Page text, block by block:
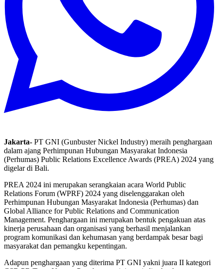
Jakarta- PT GNI (Gunbuster Nickel Industry) meraih penghargaan
dalam ajang Perhimpunan Hubungan Masyarakat Indonesia
(Perhumas) Public Relations Excellence Awards (PREA) 2024 yang
digelar di Bali.
PREA 2024 ini merupakan serangkaian acara World Public
Relations Forum (WPRF) 2024 yang diselenggarakan oleh
Perhimpunan Hubungan Masyarakat Indonesia (Perhumas) dan
Global Alliance for Public Relations and Communication
Management. Penghargaan ini merupakan bentuk pengakuan atas
kinerja perusahaan dan organisasi yang berhasil menjalankan
program komunikasi dan kehumasan yang berdampak besar bagi
masyarakat dan pemangku kepentingan.
Adapun penghargaan yang diterima PT GNI yakni juara II kategori